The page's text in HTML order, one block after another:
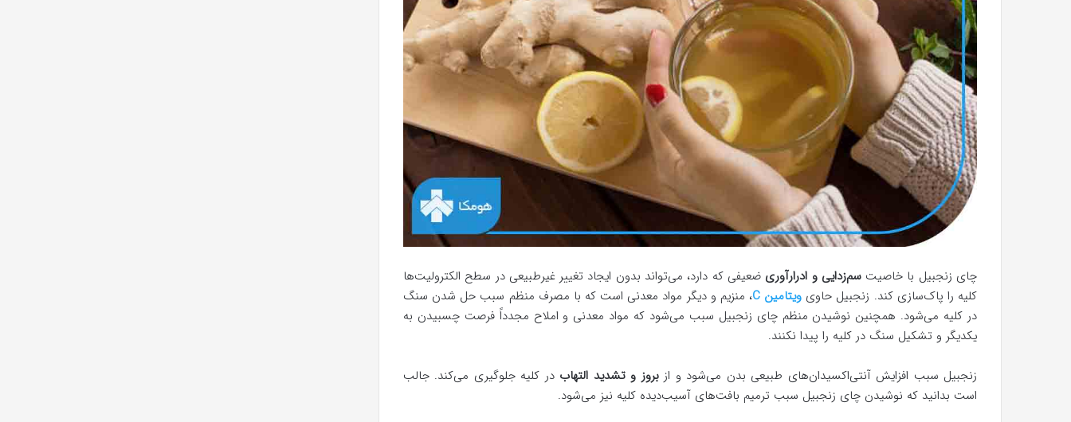
چای زنجبیل با خاصیتسم‌زدایی و ادرارآوری ضعیفی که دارد، می‌تواند بدون ایجاد تغییر غیرطبیعی در سطح الکترولیت‌ها
کلیه را پاک‌سازی کند. زنجبیل حاوی ویتامین C
، منزیم و دیگر مواد معدنی است که با مصرف منظم سبب حل شدن سنگ
در کلیه می‌شود. همچنین نوشیدن منظم چای زنجبیل سبب می‌شود که مواد معدنی و املاح مجدداً فرصت چسبیدن به
یکدیگر و تشکیل سنگ در کلیه را پیدا نکنند.
زنجبیل سبب افزایش آنتی‌اکسیدان‌های طبیعی بدن می‌شود و ازبروز و تشدید التهاب در کلیه جلوگیری می‌کند. جالب
است بدانید که نوشیدن چای زنجبیل سبب ترمیم بافت‌های آسیب‌دیده کلیه نیز می‌شود.